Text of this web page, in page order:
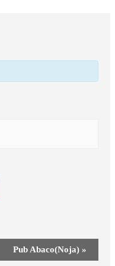
Pub Abaco(Noja) »